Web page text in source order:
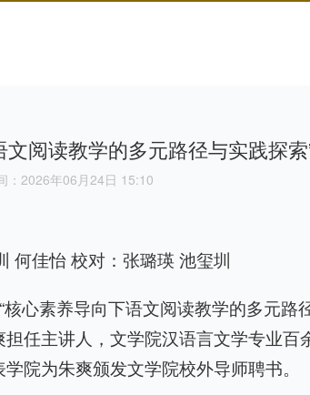
阅读教学的多元路径与实践探
：2026年06月24日 15:10
何佳怡 校对：张璐瑛 池玺圳
心素养导向下语文阅读教学的多元路
任主讲人，文学院汉语言文学专业百
院为朱爽颁发文学院校外导师聘书。